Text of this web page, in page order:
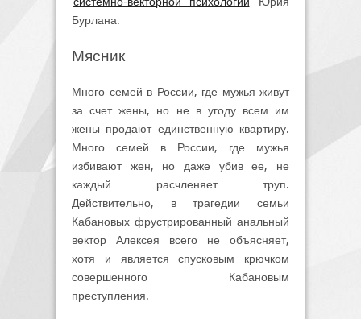
Бурлана.
Мясник
Много семей в России, где мужья живут
за счет жены, но не в угоду всем им
жены продают единственную квартиру.
Много семей в России, где мужья
избивают жен, но даже убив ее, не
каждый расчленяет труп.
Действительно, в трагедии семьи
Кабановых фрустрированный анальный
вектор Алексея всего не объясняет,
хотя и является спусковым крючком
совершенного Кабановым
преступления.